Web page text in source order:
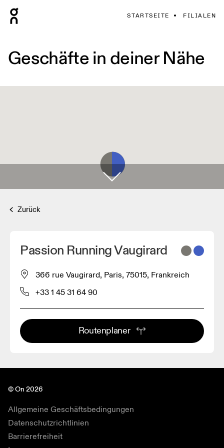
STARTSEITE FILIALEN
Geschäfte in deiner Nähe
Zurück
Passion Running Vaugirard
366 rue Vaugirard, Paris, 75015, Frankreich
+33 1 45 31 64 90
Routenplaner
© On 2026
Allgemeine Geschäftsbedingungen
Datenschutzrichtlinien
Barrierefreiheit